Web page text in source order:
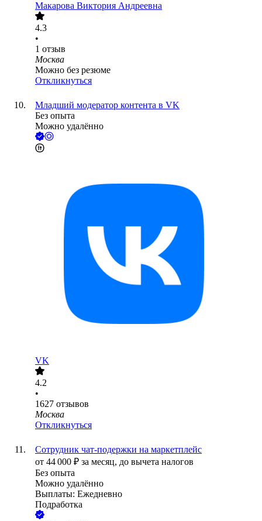
Макарова Виктория Андреевна
4.3
•
1 отзыв
Москва
Можно без резюме
Откликнуться
Младший модератор контента в VK
Без опыта
Можно удалённо
VK
4.2
•
1627 отзывов
Москва
Откликнуться
Сотрудник чат-подержки на маркетплейс
от 44 000 ₽ за месяц, до вычета налогов
Без опыта
Можно удалённо
Выплаты: Ежедневно
Подработка